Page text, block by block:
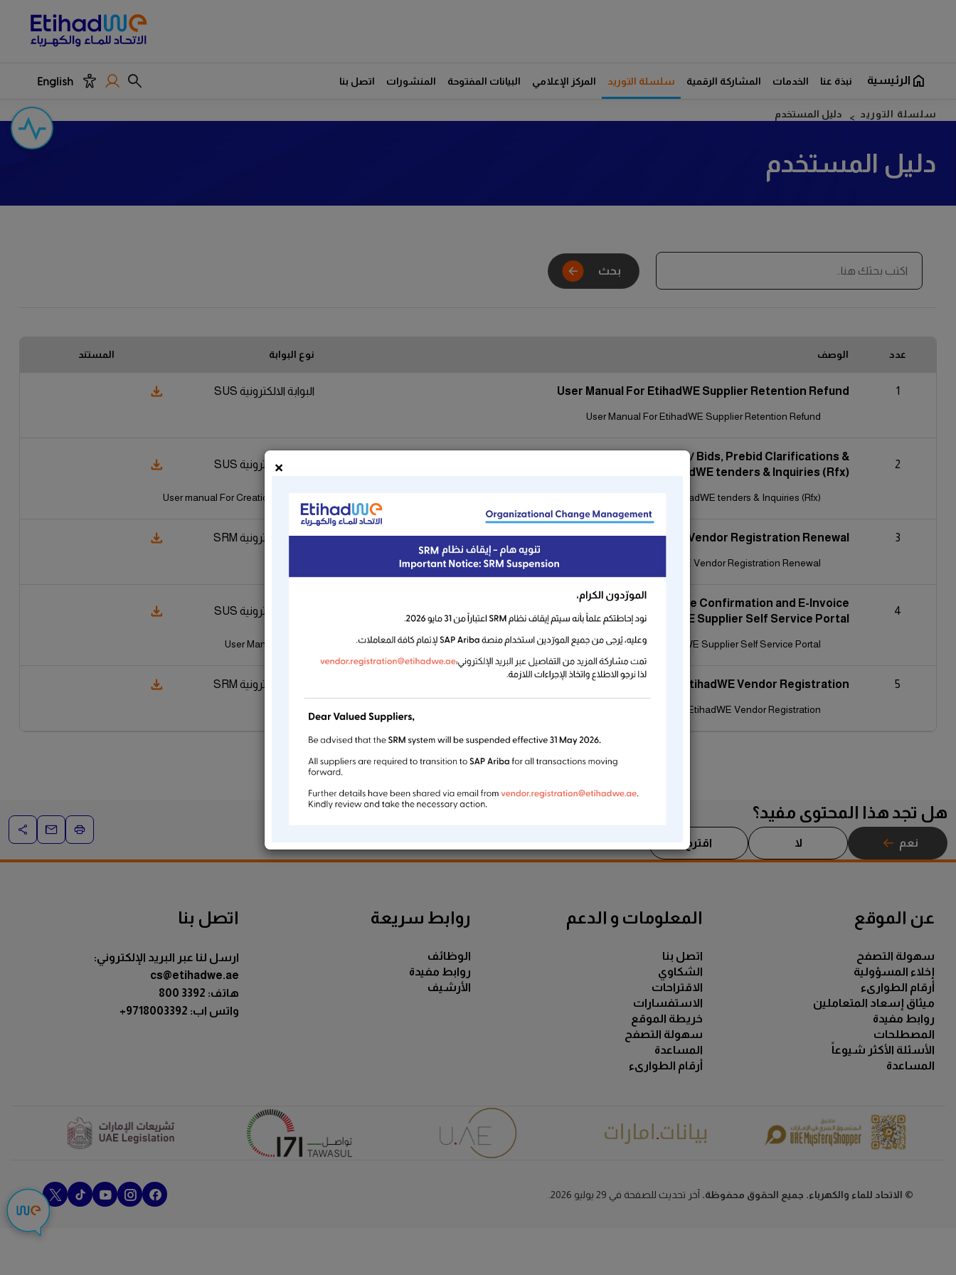
الرئيسية نبذة عنا الخدمات المشاركة الرقمية سلسلة التوريد المركز الإعلامي البيانات المفتوحة المنشورات اتصل بنا English
سلسلة التوريد دليل المستخدم
دليل المستخدم
×
عدد الوصف نوع البوابة المستند
1
User Manual For EtihadWE Supplier Retention Refund البوابة الالكترونية SUS
User Manual For EtihadWE Supplier Retention Refund
2
User manual For Creation and submission of online Quotations/ Bids, Prebid Clarifications &
Post Bid Clarifications for EtihadWE tenders & Inquiries (Rfx)
البوابة الالكترونية SUS
User manual For Creation and submission of online Quotations/ Bids, Prebid Clarifications & Post Bid Clarifications for EtihadWE tenders & Inquiries (Rfx)
3
User Manual For EtihadWE Vendor Registration Renewal البوابة الالكترونية SRM
User Manual For EtihadWE Vendor Registration Renewal
4
User Manual For Creating Shipping notification, Work / Service Confirmation and E-Invoice
through EtihadWE Supplier Self Service Portal
البوابة الالكترونية SUS
User Manual For Creating Shipping notification, Work / Service Confirmation and E-Invoice through EtihadWE Supplier Self Service Portal
5
User Manual For EtihadWE Vendor Registration البوابة الالكترونية SRM
User Manual For EtihadWE Vendor Registration
هل تجد هذا المحتوى مفيد؟
نعم لا اقترح
عن الموقع
سهولة التصفح
إخلاء المسؤولية
أرقام الطوارىء
ميثاق إسعاد المتعاملين
روابط مفيدة
المصطلحات
الأسئلة الأكثر شيوعاً
المساعدة
المعلومات و الدعم
اتصل بنا
الشكاوي
الاقتراحات
الاستفسارات
خريطة الموقع
سهولة التصفح
المساعدة
أرقام الطوارىء
روابط سريعة
الوظائف
روابط مفيدة
الأرشيف
اتصل بنا
ارسل لنا عبر البريد الإلكتروني:
cs@etihadwe.ae
هاتف: 3392 800
+9718003392 :واتس اب
© الاتحاد للماء والكهرباء. جميع الحقوق محفوظة. آخر تحديث للصفحة في 29 يوليو 2026.